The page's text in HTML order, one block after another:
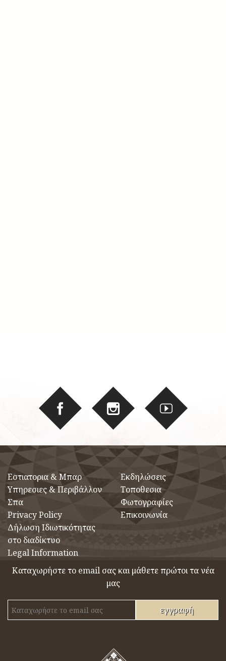
Eστιατορια & Μπαρ
Υπηρεσιες & Περιβάλλον
Σπα
Privacy Policy
Δήλωση Ιδιωτικότητας
στο διαδίκτυο
Legal Information
Εκδηλώσεις
Τοποθεσια
Φωτογραφίες
Επικοινωνία
Καταχωρήστε το email σας και μάθετε πρώτοι τα νέα
μας
εγγραφή